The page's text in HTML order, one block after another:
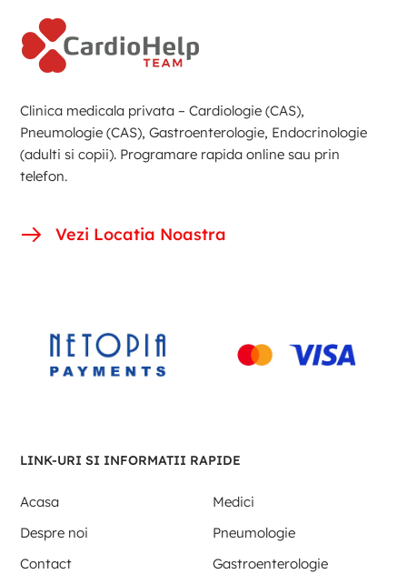
Clinica medicala privata – Cardiologie (CAS),
Pneumologie (CAS), Gastroenterologie, Endocrinologie
(adulti si copii). Programare rapida online sau prin
telefon.
Vezi Locatia Noastra
LINK-URI SI INFORMATII RAPIDE
Acasa
Medici
Despre noi
Pneumologie
Contact
Gastroenterologie